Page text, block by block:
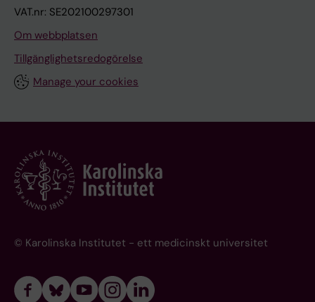
VAT.nr: SE202100297301
Om webbplatsen
Tillgänglighetsredogörelse
Manage your cookies
© Karolinska Institutet - ett medicinskt universitet